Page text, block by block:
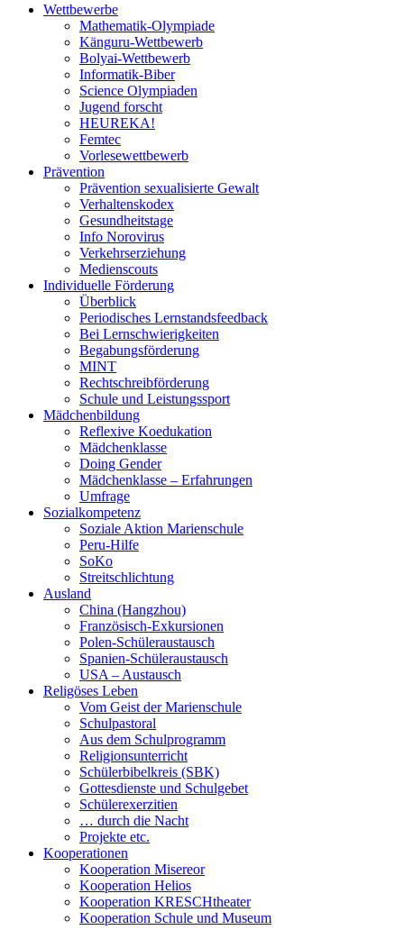
Wettbewerbe
Mathematik-Olympiade
Känguru-Wettbewerb
Bolyai-Wettbewerb
Informatik-Biber
Science Olympiaden
Jugend forscht
HEUREKA!
Femtec
Vorlesewettbewerb
Prävention
Prävention sexualisierte Gewalt
Verhaltenskodex
Gesundheitstage
Info Norovirus
Verkehrserziehung
Medienscouts
Individuelle Förderung
Überblick
Periodisches Lernstandsfeedback
Bei Lernschwierigkeiten
Begabungsförderung
MINT
Rechtschreibförderung
Schule und Leistungssport
Mädchenbildung
Reflexive Koedukation
Mädchenklasse
Doing Gender
Mädchenklasse – Erfahrungen
Umfrage
Sozialkompetenz
Soziale Aktion Marienschule
Peru-Hilfe
SoKo
Streitschlichtung
Ausland
China (Hangzhou)
Französisch-Exkursionen
Polen-Schüleraustausch
Spanien-Schüleraustausch
USA – Austausch
Religöses Leben
Vom Geist der Marienschule
Schulpastoral
Aus dem Schulprogramm
Religionsunterricht
Schülerbibelkreis (SBK)
Gottesdienste und Schulgebet
Schülerexerzitien
… durch die Nacht
Projekte etc.
Kooperationen
Kooperation Misereor
Kooperation Helios
Kooperation KRESCHtheater
Kooperation Schule und Museum